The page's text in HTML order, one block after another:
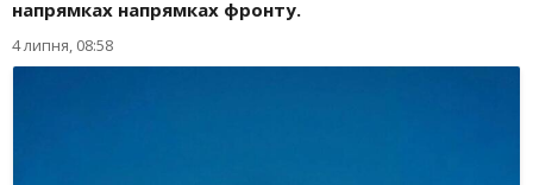
напрямках напрямках фронту.
4 липня, 08:58